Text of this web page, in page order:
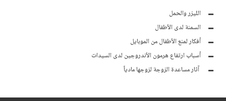
الليزر والحمل
السمنة لدى الأطفال
أفكار لمنع الأطفال من الموبايل
أسباب ارتفاع هرمون الأندروجين لدى السيدات
آثار مساعدة الزوجة لزوجها مادياً